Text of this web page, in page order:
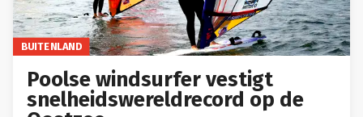
BUITENLAND
Poolse windsurfer vestigt
snelheidswereldrecord op de